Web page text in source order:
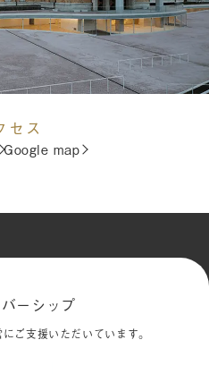
セス
Google map
ーシップ
ご支援いただいています。